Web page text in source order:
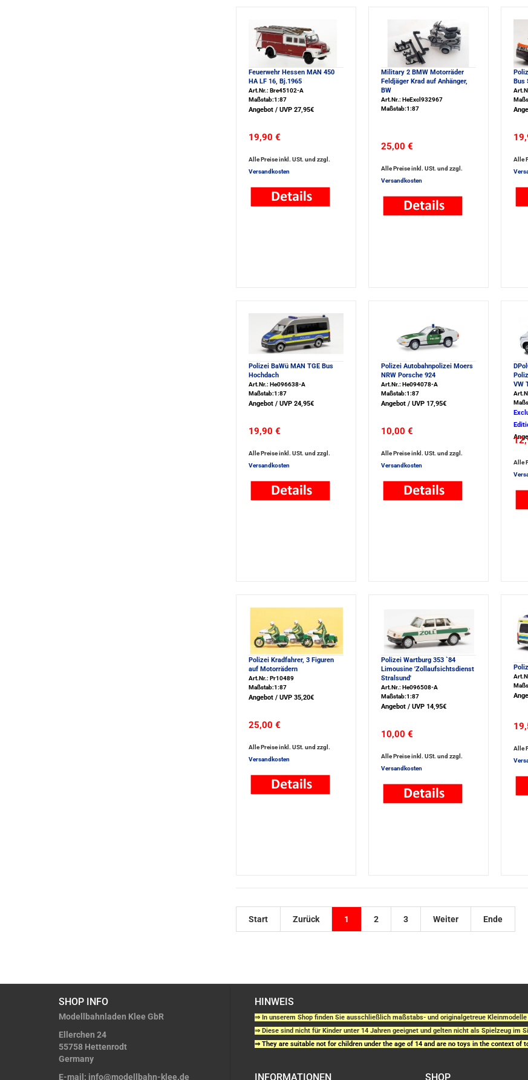
Feuerwehr Hessen MAN 450
HA LF 16, Bj.1965
Art.Nr.: Bre45102-A
Maßstab:1:87
Angebot / UVP 27,95€
19,90 €
Alle Preise inkl. USt. und zzgl.
Versandkosten
Military 2 BMW Motorräder
Feldjäger Krad auf Anhänger,
BW
Art.Nr.: HeExcl932967
Maßstab:1:87
25,00 €
Alle Preise inkl. USt. und zzgl.
Versandkosten
Bus
Alle
Polizei BaWü MAN TGE Bus
Hochdach
Art.Nr.: He096638-A
Maßstab:1:87
Angebot / UVP 24,95€
19,90 €
Alle Preise inkl. USt. und zzgl.
Versandkosten
Polizei Autobahnpolizei Moers
NRW Porsche 924
Art.Nr.: He094078-A
Maßstab:1:87
Angebot / UVP 17,95€
10,00 €
Alle Preise inkl. USt. und zzgl.
Versandkosten
VW
Alle
Polizei Kradfahrer, 3 Figuren
auf Motorrädern
Art.Nr.: Pr10489
Maßstab:1:87
Angebot / UVP 35,20€
25,00 €
Alle Preise inkl. USt. und zzgl.
Versandkosten
Polizei Wartburg 353 `84
Limousine 'Zollaufsichtsdienst
Stralsund'
Art.Nr.: He096508-A
Maßstab:1:87
Angebot / UVP 14,95€
10,00 €
Alle Preise inkl. USt. und zzgl.
Versandkosten
Alle
Start Zurück 1 2 3 Weiter Ende
SHOP INFO
Modellbahnladen Klee GbR
Ellerchen 24
55758 Hettenrodt
Germany
E-mail: info@modellbahn-klee.de
HINWEIS
⇒ In unserem Shop finden Sie ausschließlich maßstabs- und originalgetreue
⇒ Diese sind nicht für Kinder unter 14 Jahren geeignet und gelten nicht als Spielzeug im
⇒ They are suitable not for children under the age of 14 and are no toys in the context of
INFORMATIONEN SHOP